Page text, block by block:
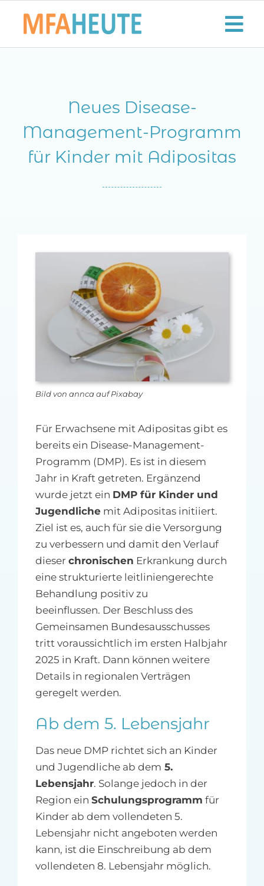
Inhalt
Der MFA-Beruf
MFA-heute Newsletter-Anmeldung
Ihre Werbung auf MFA-heute.de
nach:
Neues Disease-
Management-Programm
für Kinder mit Adipositas
Bild von annca auf Pixabay
Für Erwachsene mit Adipositas gibt es
bereits ein Disease-Management-
Programm (DMP). Es ist in diesem
Jahr in Kraft getreten. Ergänzend
wurde jetzt ein DMP für Kinder und
Jugendlichemit Adipositas initiiert.
Ziel ist es, auch für sie die Versorgung
zu verbessern und damit den Verlauf
dieser chronischen Erkrankung durch
eine strukturierte leitliniengerechte
Behandlung positiv zu
beeinflussen. Der Beschluss des
Gemeinsamen Bundesausschusses
tritt voraussichtlich im ersten Halbjahr
2025 in Kraft. Dann können weitere
Details in regionalen Verträgen
geregelt werden.
Ab dem 5. Lebensjahr
Das neue DMP richtet sich an Kinder
und Jugendliche ab dem 5.
Lebensjahr. Solange jedoch in der
Region ein Schulungsprogramm für
Kinder ab dem vollendeten 5.
Lebensjahr nicht angeboten werden
kann, ist die Einschreibung ab dem
vollendeten 8. Lebensjahr möglich.